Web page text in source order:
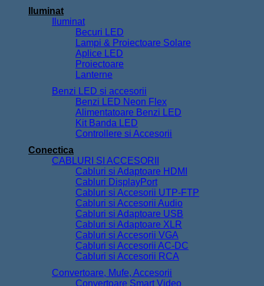
Iluminat
Iluminat
Becuri LED
Lampi & Proiectoare Solare
Aplice LED
Proiectoare
Lanterne
Benzi LED si accesorii
Benzi LED Neon Flex
Alimentatoare Benzi LED
Kit Banda LED
Controllere si Accesorii
Conectica
CABLURI SI ACCESORII
Cabluri si Adaptoare HDMI
Cabluri DisplayPort
Cabluri si Accesorii UTP-FTP
Cabluri si Accesorii Audio
Cabluri si Adaptoare USB
Cabluri si Adaptoare XLR
Cabluri si Accesorii VGA
Cabluri si Accesorii AC-DC
Cabluri si Accesorii RCA
Convertoare, Mufe, Accesorii
Convertoare Smart Video